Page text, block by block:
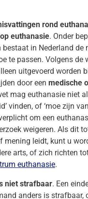
rond
euthanasie. Onder
bestaat in Nederland de
te passen. Volgens de
uitgevoerd worden
door een medische
mag euthanasie niet
vinden, of ‘moe zijn
om een
weigeren. Als dit
mening leidt, kunt u
arts, of zich richten
euthanasie.
niet strafbaar. Een
anders is strafbaar,